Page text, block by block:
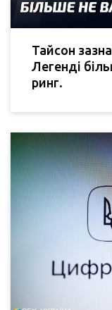
Тайсон
Легенді
ринг.